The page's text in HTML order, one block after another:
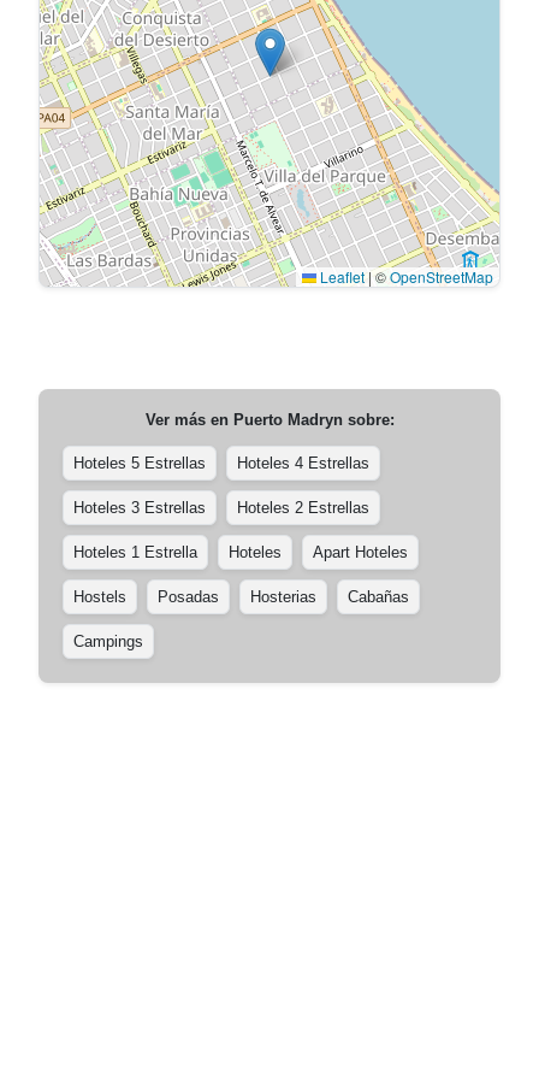
Leaflet |©OpenStreetMap
Ver más en Puerto Madrynsobre:
Hoteles 5 Estrellas Hoteles 4 Estrellas
Hoteles 3 Estrellas Hoteles 2 Estrellas
Hoteles 1 Estrella Hoteles Apart Hoteles
Hostels Posadas Hosterias Cabañas
Campings